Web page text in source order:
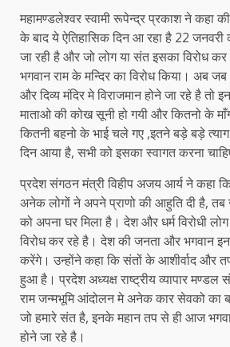
महामण्डलेश्वर स्वामी रूपेन्द्र प्रकाश ने कहा
के बाद ये ऐतिहासिक दिन आ रहा है 22 जनवरी
जा रही है और जो लोग या संत इसका विरोध कर
भगवान राम के मन्दिर का विरोध किया। अब
और दिव्य मंदिर मे विराजमान होने जा रहे है तो
माताओ की कोख सूनी हो गयी और कितनो के
कितनी बहनो के भाई चले गए ,इतने बड़े बड़े
दिन आया है, सभी को इसका स्वागत करना
प्रदेश संगठन मंत्री विहीप अजय आर्य ने कहा
अनेक लोगों ने अपने प्राणो की आहुति दी है, तब
को अपना घर मिला है। देश और धर्म विरोधी
विरोध कर रहे है। देश की जनता और भगवान
करेंगे। उन्होंने कहा कि संतों के आशीर्वाद और
हुआ है। प्रदेश अध्यक्ष राष्ट्रीय व्यापार मण्डल
राम जन्मभूमि आंदोलन मे अनेक कार सेवको
जो हमारे संत है, इनके महान तप से ही आज
होने जा रहे है।